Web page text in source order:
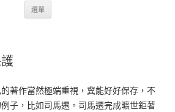
選單
著作當然極端重視，冀能好好保存，不
子，比如司馬遷。司馬遷完成曠世鉅著